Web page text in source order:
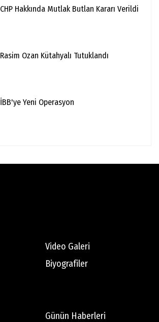
CHP Hakkında Mutlak Butlan Kararı Verildi
Rasim Ozan Kütahyalı Tutuklandı
İBB'ye Yeni Operasyon
Video Galeri
Biyografiler
Günün Haberleri